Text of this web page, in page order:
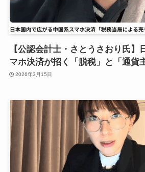
【公認会計士・さとうさおり氏】
マホ決済が招く「脱税」と「通貨
2026年3月15日